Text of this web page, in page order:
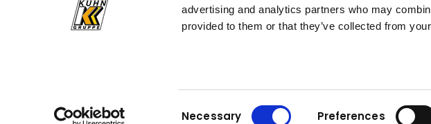
advertising and analytics partners who may
provided to them or that they’ve collected from
Necessary Preferences
Fedezze fel a termékeket